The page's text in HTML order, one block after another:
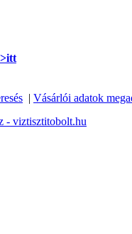
Quick
| Vásárlói adatok
- viztisztitobolt.hu